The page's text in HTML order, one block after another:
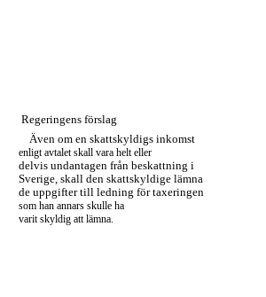
Regeringens förslag
Även om en skattskyldigs inkomst
enligt avtalet skall vara helt eller
delvis undantagen från beskattning i
Sverige, skall den skattskyldige lämna
de uppgifter till ledning för taxeringen
som han annars skulle ha
varit skyldig att lämna.